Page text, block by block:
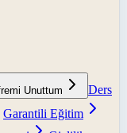
Unuttum
Ders
Garantili Eğitim